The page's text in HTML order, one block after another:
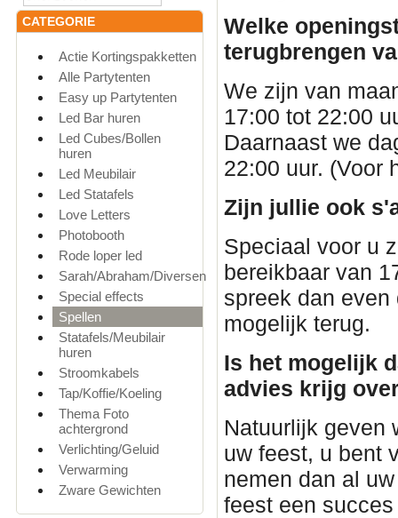
CATEGORIE
Actie Kortingspakketten
Alle Partytenten
Easy up Partytenten
Led Bar huren
Led Cubes/Bollen
huren
Led Meubilair
Led Statafels
Love Letters
Photobooth
Rode loper led
Sarah/Abraham/Diversen
Special effects
Spellen
Statafels/Meubilair
huren
Stroomkabels
Tap/Koffie/Koeling
Thema Foto
achtergrond
Verlichting/Geluid
Verwarming
Zware Gewichten
Welke
terugbrengen
We zijn van
17:00 tot 22:00
Daarnaast we
22:00 uur. (Voor
Zijn jullie ook
Speciaal voor u
bereikbaar van
spreek dan
mogelijk terug.
Is het mogelijk
advies krijg
Natuurlijk geven
uw feest, u bent
nemen dan al
feest een